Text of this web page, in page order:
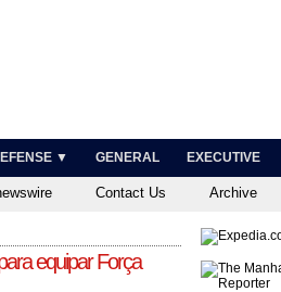
▼ GENERAL EXECUTIVE
Contact Us Archive
equipar Força